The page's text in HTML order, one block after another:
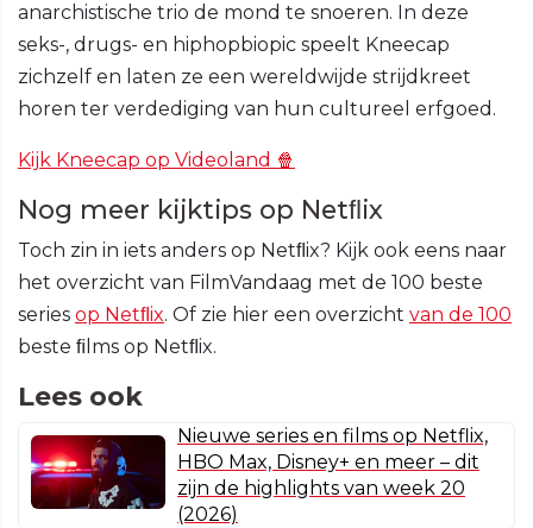
anarchistische trio de mond te snoeren. In deze
seks-, drugs- en hiphopbiopic speelt Kneecap
zichzelf en laten ze een wereldwijde strijdkreet
horen ter verdediging van hun cultureel erfgoed.
Kijk Kneecap op Videoland 🍿
Nog meer kijktips op Netﬂix
Toch zin in iets anders op Netﬂix? Kijk ook eens naar
het overzicht van FilmVandaag met de 100 beste
series op Netﬂix. Of zie hier een overzicht van de 100
beste ﬁlms op Netﬂix.
Lees ook
Nieuwe series en films op Netflix,
HBO Max, Disney+ en meer – dit
zijn de highlights van week 20
(2026)